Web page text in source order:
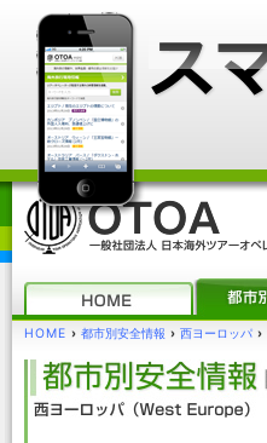
HOME › 都市別安全情報 › 西ヨーロッパ ›